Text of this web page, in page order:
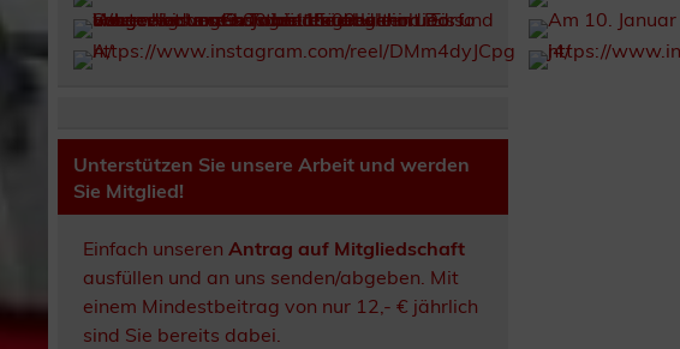
Unterstützen Sie unsere Arbeit und werden
Sie Mitglied!
Einfach unserenAntrag auf Mitgliedschaft
ausfüllen und an uns senden/abgeben. Mit
einem Mindestbeitrag von nur 12,- € jährlich
sind Sie bereits dabei.